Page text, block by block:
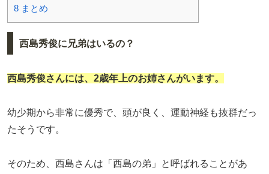
8 まとめ
西島秀俊に兄弟はいるの？
西島秀俊さんには、2歳年上のお姉さんがいます。
幼少期から非常に優秀で、頭が良く、運動神経も抜群だっ
たそうです。
そのため、西島さんは「西島の弟」と呼ばれることがあ